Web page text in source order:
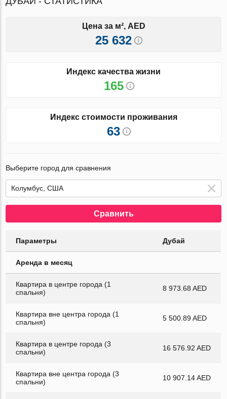
Цена за м², AED
25 632
Индекс качества жизни
165
Индекс стоимости проживания
63
Выберите город для сравнения
Сравнить
Параметры Дубай
Аренда в месяц
Квартира в центре города (1
спальня)
8 973.68 AED
Квартира вне центра города (1
спальня)
5 500.89 AED
Квартира в центре города (3
спальни)
16 576.92 AED
Квартира вне центра города (3
спальни)
10 907.14 AED